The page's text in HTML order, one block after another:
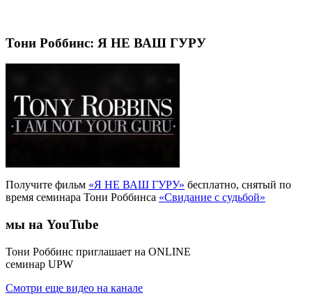
Тони Роббинс: Я НЕ ВАШ ГУРУ
Получите фильм «Я НЕ ВАШ ГУРУ» бесплатно, снятый по
время семинара Тони Роббинса «Свидание с судьбой»
мы на YouTube
Тони Роббинс приглашает на ONLINE
семинар UPW
Смотри еще видео на канале